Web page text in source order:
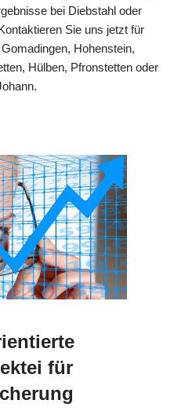
bei Diebstahl oder
Sie uns jetzt für
Hohenstein,
Hülben, Pfronstetten oder
für